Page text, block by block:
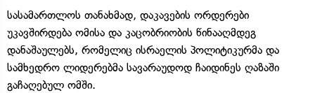
სასამართლოს თანახმად, დაკავების ორდერები
უკავშირდება ომისა და კაცობრიობის წინააღმდეგ
დანაშაულებს, რომელიც ისრაელის პოლიტიკურმა და
სამხედრო ლიდერებმა სავარაუდოდ ჩაიდინეს ღაზაში
გაჩაღებულ ომში.